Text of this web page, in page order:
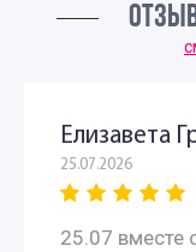
Экскурсии по
Елизавета
25.07.2026
25.07 вместе